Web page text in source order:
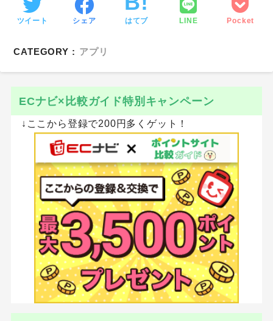
ツイート シェア はてブ LINE Pocket
CATEGORY : アプリ
ECナビ×比較ガイド特別キャンペーン
↓ここから登録で200円多くゲット！